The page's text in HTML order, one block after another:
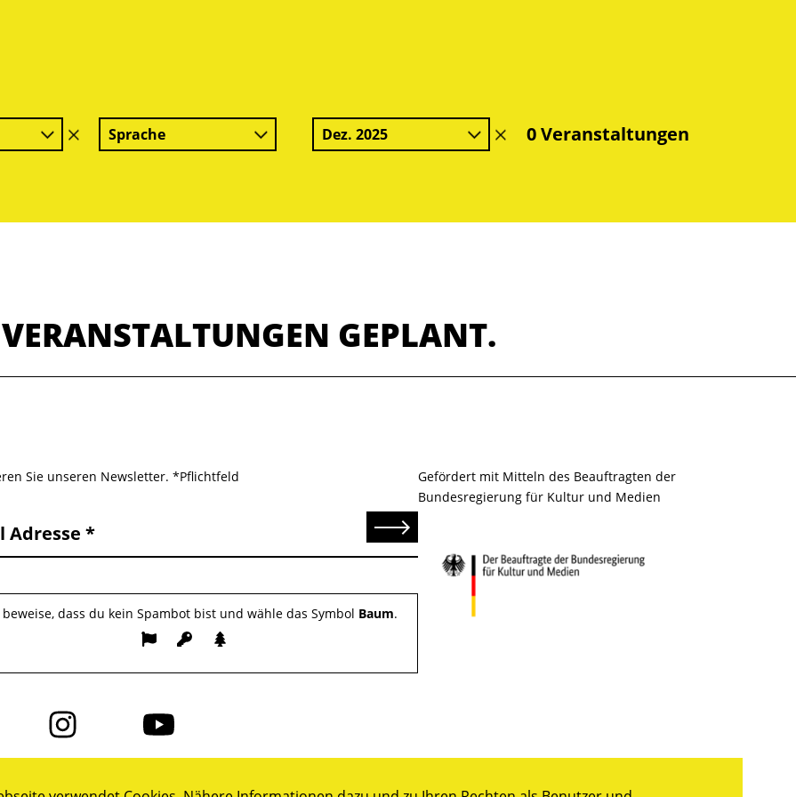
Filter
löschen
Sprache Dez. 2025
Filter0 Veranstaltungen
GEPLANT.
Sie unseren Newsletter. *Pflichtfeld
Adresse Senden
dass du kein Spambot bist und wähle das Symbol Baum.
Folge
uns
auf
Folge
uns
auf
Gefördert mit Mitteln des Beauftragten der
Bundesregierung für Kultur und Medien